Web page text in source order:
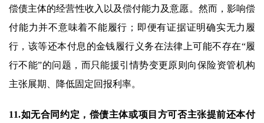
偿债主体的经营性收入以及偿付能力及意愿。然而，影响偿
付能力并不意味着不能履行；即便有证据证明确实无力履
行，该等还本付息的金钱履行义务在法律上可能不存在“履
行不能”的问题，而只能援引情势变更原则向保险资管机构
主张展期、降低固定回报利率。
11.如无合同约定，偿债主体或项目方可否主张提前还本付